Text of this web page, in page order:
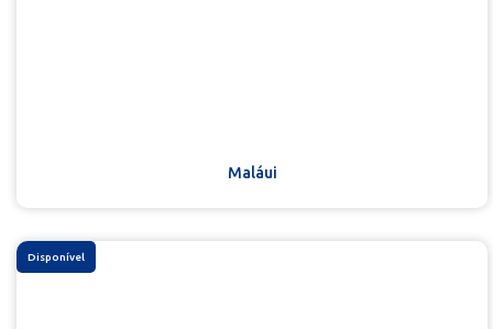
Maláui
Disponível